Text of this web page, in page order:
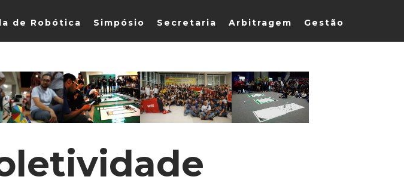
de Robótica Simpósio Secretaria Arbitragem Gestão